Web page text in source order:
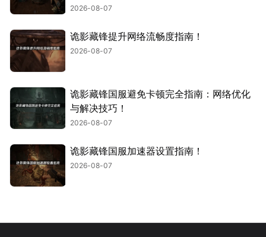
2026-08-07
诡影藏锋提升网络流畅度指南！
2026-08-07
诡影藏锋国服避免卡顿完全指南：网络优化
与解决技巧！
2026-08-07
诡影藏锋国服加速器设置指南！
2026-08-07